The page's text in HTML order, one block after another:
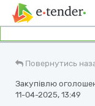
Повернутись
Закупівлю
11-04-2025, 13:49